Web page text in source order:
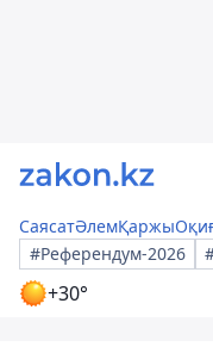
СаясатӘлемҚаржы
#Референдум-2026
+30°